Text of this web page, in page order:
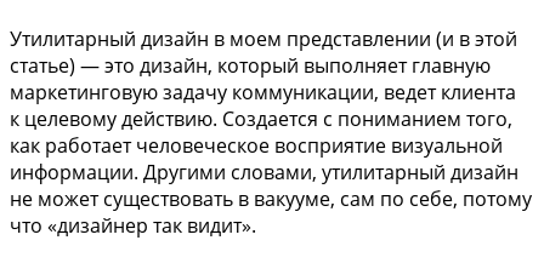
Утилитарный дизайн в моем представлении (и в этой
статье) — это дизайн, который выполняет главную
маркетинговую задачу коммуникации, ведет клиента
к целевому действию. Создается с пониманием того,
как работает человеческое восприятие визуальной
информации. Другими словами, утилитарный дизайн
не может существовать в вакууме, сам по себе, потому
что «дизайнер так видит».